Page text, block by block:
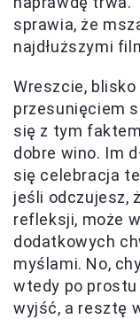
sprawia, że
najdłuższymi
Wreszcie,
przesunięciem
się z tym
dobre wino. Im
się celebracja
jeśli odczujesz,
refleksji, może
dodatkowych
myślami. No,
wtedy po prostu
wyjść, a resztę